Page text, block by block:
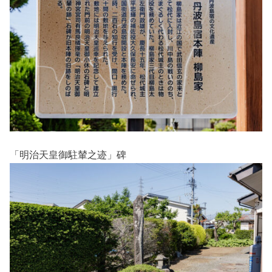
「明治天皇御駐輦之迹」碑